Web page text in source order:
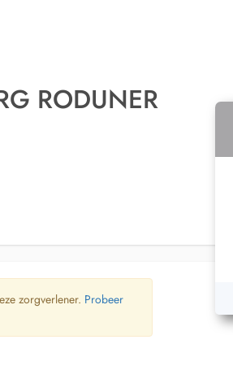
RODUNER
zorgverlener. Probeer